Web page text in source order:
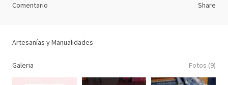
Comentario Share
Artesanías y Manualidades
Galeria Fotos (9)